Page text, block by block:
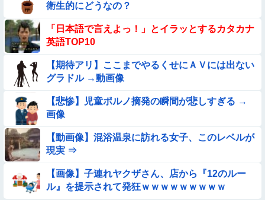
【画像】新人AV女優さん、ジブリキャラのコスプレでチンポ
を硬めてくるｗｗｗｗｗｗｗ
【動画】ピザ屋のバイト女、クッソせこい『ツマミ食い』をし
て炎上
★★同格のように語られてるけど実際は『雲泥の差』があるも
【悩み相談】昭和の高1女子さん、夏の体験談ｗｗｗｗｗｗｗ
ｗ
【参考画像】脱がしたら『残念オッパイ』を褒める時の模範解
答
◉★日本の結婚式のこのルール 外国人は笑うらしいな
衛生的にどうなの？
「日本語で言えよっ！」とイラッとするカタカナ
英語TOP10
【期待アリ】ここまでやるくせにＡＶには出ない
グラドル →動画像
【悲惨】児童ポルノ摘発の瞬間が悲しすぎる →
画像
【動画像】混浴温泉に訪れる女子、このレベルが
現実 ⇒
【画像】子連れヤクザさん、店から『12のルー
ル』を提示されて発狂ｗｗｗｗｗｗｗｗｗ